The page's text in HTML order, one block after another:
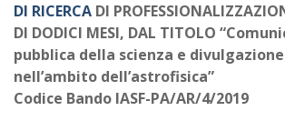
DI RICERCA DI
DI DODICI MESI, DAL TITOLO
pubblica della scienza e
nell’ambito dell’astrofisica”
Codice Bando IASF-PA/AR/4/2019